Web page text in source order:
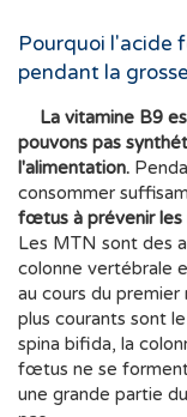
Pourquoi l'acide
pendant la
La vitamine B9
pouvons pas
l'alimentation.
consommer
fœtus à prévenir les
Les MTN sont des
colonne vertébrale
au cours du
plus courants sont le
spina bifida, la
fœtus ne se forment
une grande partie